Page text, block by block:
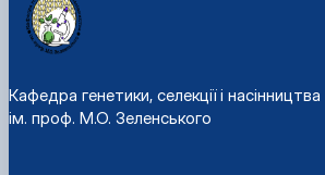
Кафедра генетики, селекції і насінництва
ім. проф. М.О. Зеленського